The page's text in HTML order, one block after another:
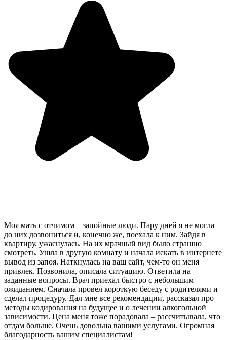
Моя мать с отчимом – запойные люди. Пару дней я не могла
до них дозвониться и, конечно же, поехала к ним. Зайдя в
квартиру, ужаснулась. На их мрачный вид было страшно
смотреть. Ушла в другую комнату и начала искать в интернете
вывод из запоя. Наткнулась на ваш сайт, чем-то он меня
привлек. Позвонила, описала ситуацию. Ответила на
заданные вопросы. Врач приехал быстро с небольшим
ожиданием. Сначала провел короткую беседу с родителями и
сделал процедуру. Дал мне все рекомендации, рассказал про
методы кодирования на будущее и о лечении алкогольной
зависимости. Цена меня тоже порадовала – рассчитывала, что
отдам больше. Очень довольна вашими услугами. Огромная
благодарность вашим специалистам!